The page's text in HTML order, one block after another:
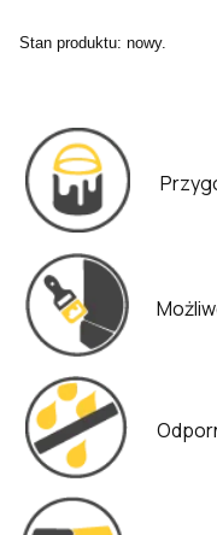
Stan produktu: nowy.